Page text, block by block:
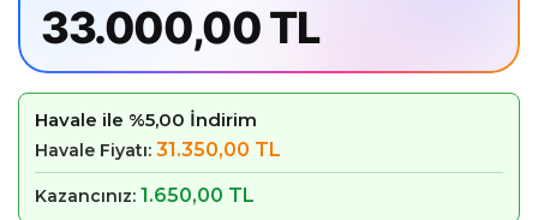
33.000,00 TL
Havale ile %5,00 İndirim
Havale Fiyatı: 31.350,00 TL
Kazancınız: 1.650,00 TL